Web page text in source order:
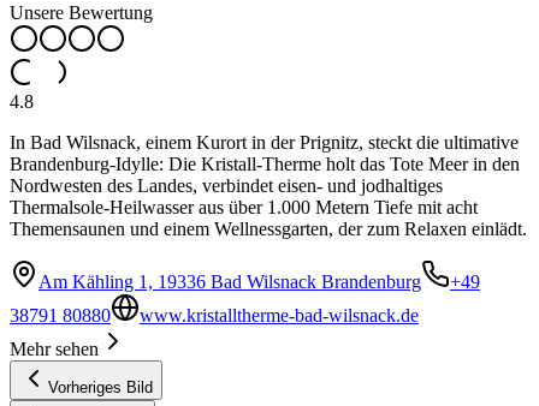
Unsere Bewertung
4.8
In Bad Wilsnack, einem Kurort in der Prignitz, steckt die ultimative
Brandenburg-Idylle: Die Kristall-Therme holt das Tote Meer in den
Nordwesten des Landes, verbindet eisen- und jodhaltiges
Thermalsole-Heilwasser aus über 1.000 Metern Tiefe mit acht
Themensaunen und einem Wellnessgarten, der zum Relaxen einlädt.
Am Kähling 1, 19336 Bad Wilsnack Brandenburg
+49
38791 80880
www.kristalltherme-bad-wilsnack.de
Mehr sehen
Vorheriges Bild